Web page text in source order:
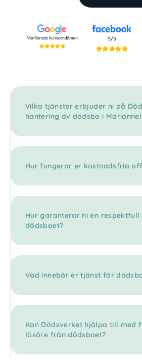
Vilka tjänster erbjuder ni på
hantering av dödsbo i
Hur fungerar er kostnadsfria
Hur garanterar ni en respektfull
dödsboet?
Vad innebär er tjänst för
Kan Dödsverket hjälpa till med
lösöre från dödsboet?